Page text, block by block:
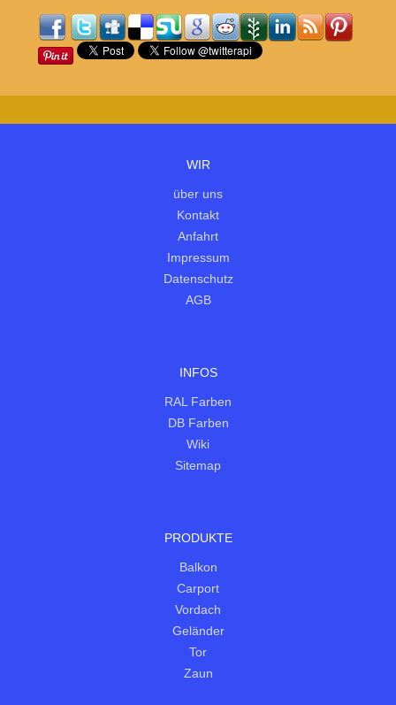
WIR
über uns
Kontakt
Anfahrt
Impressum
Datenschutz
AGB
INFOS
RAL Farben
DB Farben
Wiki
Sitemap
PRODUKTE
Balkon
Carport
Vordach
Geländer
Tor
Zaun